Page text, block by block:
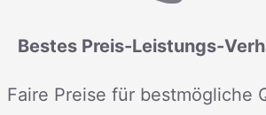
Bestes Preis-Leistungs-
Faire Preise für bestmögliche